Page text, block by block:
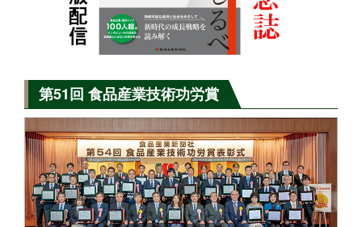
第51回 食品産業技術功労賞